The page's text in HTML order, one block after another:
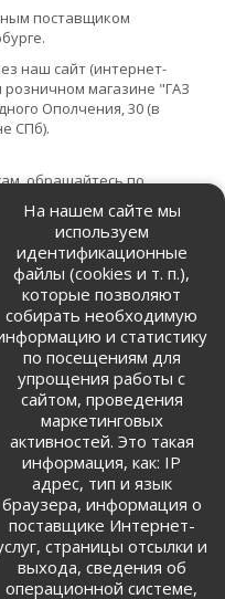
поставщиком
наш сайт (интернет-
магазине "ГАЗ
Ополчения, 30 (в
СПб).
обращайтесь по
товара.
+7 (812) 971-42-42
об обработке и
персональных данных
на обработку
данных
На нашем сайте мы
используем
идентификационные
файлы (cookies и т. п.),
которые позволяют
собирать необходимую
и статистику
по посещениям для
упрощения работы с
сайтом, проведения
маркетинговых
активностей. Это такая
информация, как: IP
адрес, тип и язык
браузера, информация о
поставщике Интернет-
страницы отсылки и
выхода, сведения об
операционной системе,